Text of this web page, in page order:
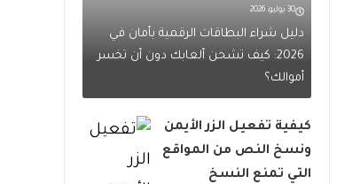
30 يوليو، 2026
دليل شراء البطاقات الرقمية بأمان في
2026: كيف تشحن ألعابك دون أن تخسر
أموالك؟
كيفية تفعيل الزر الأيمن
ونسخ النص من المواقع
التي تمنع النسخ